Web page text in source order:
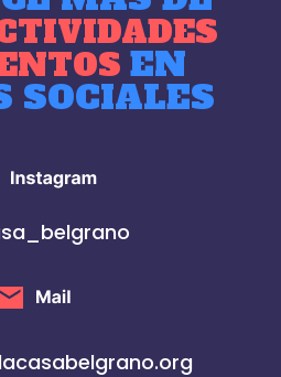
EN
SOCIALES